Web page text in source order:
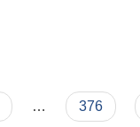
… 376